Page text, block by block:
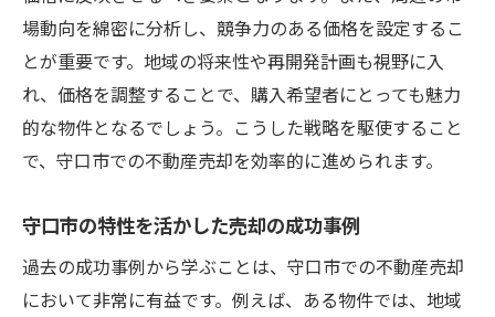
場動向を綿密に分析し、競争力のある価格を設定するこ
とが重要です。地域の将来性や再開発計画も視野に入
れ、価格を調整することで、購入希望者にとっても魅力
的な物件となるでしょう。こうした戦略を駆使すること
で、守口市での不動産売却を効率的に進められます。
守口市の特性を活かした売却の成功事例
過去の成功事例から学ぶことは、守口市での不動産売却
において非常に有益です。例えば、ある物件では、地域